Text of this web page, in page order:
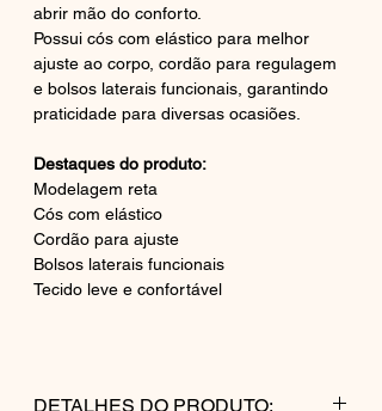
abrir mão do conforto.
Possui cós com elástico para melhor
ajuste ao corpo, cordão para regulagem
e bolsos laterais funcionais, garantindo
praticidade para diversas ocasiões.
Destaques do produto:
Modelagem reta
Cós com elástico
Cordão para ajuste
Bolsos laterais funcionais
Tecido leve e confortável
DETALHES DO PRODUTO: